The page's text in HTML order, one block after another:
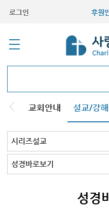
로그인 후원
교회안내 설교/강해
주일설교
성경강해
시리즈설교
기타방송
시리즈설교 전체
구원
결혼
교회의믿음
그리스도인
성막
조직신학
설교와설교자
성경바로보기
성경